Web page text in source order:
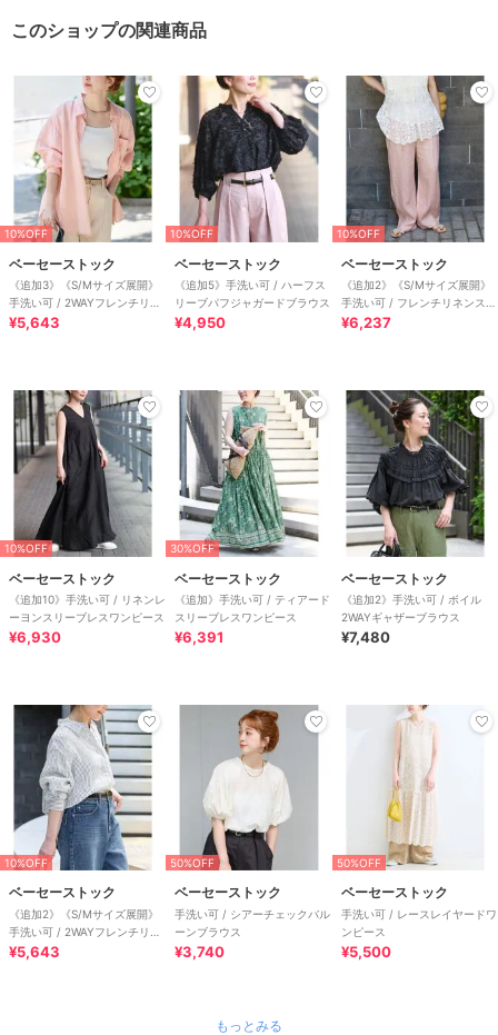
このショップの関連商品
10%OFF
ベーセーストック
《追加3》《S/Mサイズ展開》
手洗い可 / 2WAYフレンチリネ
ンシャツ
¥5,643
10%OFF
ベーセーストック
《追加5》手洗い可 / ハーフス
リーブパフジャガードブラウス
¥4,950
10%OFF
ベーセーストック
《追加2》《S/Mサイズ展開》
手洗い可 / フレンチリネンスト
レートパンツ
¥6,237
10%OFF
ベーセーストック
《追加10》手洗い可 / リネンレ
ーヨンスリーブレスワンピース
¥6,930
30%OFF
ベーセーストック
《追加》手洗い可 / ティアード
スリーブレスワンピース
¥6,391
ベーセーストック
《追加2》手洗い可 / ボイル
2WAYギャザーブラウス
¥7,480
10%OFF
ベーセーストック
《追加2》《S/Mサイズ展開》
手洗い可 / 2WAYフレンチリネ
ンシャツ
¥5,643
50%OFF
ベーセーストック
手洗い可 / シアーチェックバル
ーンブラウス
¥3,740
50%OFF
ベーセーストック
手洗い可 / レースレイヤードワ
ンピース
¥5,500
もっとみる